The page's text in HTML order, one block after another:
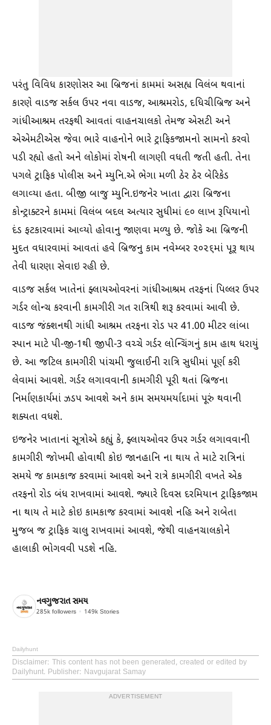
પરંતુ વિવિધ કારણોસર આ બ્રિજનાં કામમાં અસહ્ય વિલંબ થવાનાં
કારણે વાડજ સર્કલ ઉપર નવા વાડજ, આશ્રમરોડ, દધિચીબ્રિજ અને
ગાંધીઆશ્રમ તરફથી આવતાં વાહનચાલકો તેમજ એસટી અને
એએમટીએસ જેવા ભારે વાહનોને ભારે ટ્રાફિકજામનો સામનો કરવો
પડી રહ્યો હતો અને લોકોમાં રોષની લાગણી વધતી જતી હતી. તેના
પગલે ટ્રાફિક પોલીસ અને મ્યુનિ.એ ભેગા મળી ઠેર ઠેર બેરિકેડ
લગાવ્યા હતા. બીજી બાજુ મ્યુનિ.ઇજનેર ખાતા દ્વારા બ્રિજના
કોન્ટ્રાક્ટરને કામમાં વિલંબ બદલ અત્યાર સુધીમાં ૯૦ લાખ રૂપિયાનો
દંડ ફટકારવામાં આવ્યો હોવાનુ જાણવા મળ્યુ છે. જોકે આ બ્રિજની
મુદત વધારવામાં આવતાં હવે બ્રિજનુ કામ નવેમ્બર ૨૦૨૬માં પૂરૂ થાય
તેવી ધારણા સેવાઇ રહી છે.
વાડજ સર્કલ ખાતેનાં ફ્લાયઓવરનાં ગાંધીઆશ્રમ તરફનાં પિલ્લર ઉપર
ગર્ડર લોન્ચ કરવાની કામગીરી ગત રાત્રિથી શરૂ કરવામાં આવી છે.
વાડજ જંક્શનથી ગાંધી આશ્રમ તરફના રોડ પર 41.00 મીટર લાંબા
સ્પાન માટે પી-જી-1થી જીપી-3 વચ્ચે ગર્ડર લોન્ચિંગનું કામ હાથ ધરાયું
છે. આ જટિલ કામગીરી પાંચમી જુલાઈની રાત્રિ સુધીમાં પૂર્ણ કરી
લેવામાં આવશે. ગર્ડર લગાવવાની કામગીરી પૂરી થતાં બ્રિજના
નિર્માણકાર્યમાં ઝડપ આવશે અને કામ સમયમર્યાદામાં પૂરું થવાની
શક્યતા વધશે.
ઇજનેર ખાતાનાં સૂત્રોએ કહ્યું કે, ફ્લાયઓવર ઉપર ગર્ડર લગાવવાની
કામગીરી જોખમી હોવાથી કોઇ જાનહાનિ ના થાય તે માટે રાત્રિનાં
સમયે જ કામકાજ કરવામાં આવશે અને રાત્રે કામગીરી વખતે એક
તરફનો રોડ બંધ રાખવામાં આવશે. જ્યારે દિવસ દરમિયાન ટ્રાફિકજામ
ના થાય તે માટે કોઇ કામકાજ કરવામાં આવશે નહિ અને રાબેતા
મુજબ જ ટ્રાફિક ચાલુ રાખવામાં આવશે, જેથી વાહનચાલકોને
હાલાકી ભોગવવી પડશે નહિ.
નવગુજરાત સમય
285k followers 149k Stories
Dailyhunt
Disclaimer: This content has not been generated, created or edited by
Dailyhunt. Publisher: Navgujarat Samay
ADVERTISEMENT